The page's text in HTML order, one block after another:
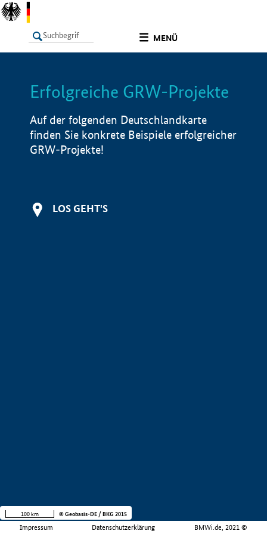
MENÜ
LISTE Info
Erfolgreiche GRW-Projekte
Auf der folgenden Deutschlandkarte
finden Sie konkrete Beispiele erfolgreicher
GRW-Projekte!
LOS GEHT'S
Impressum Datenschutzerklärung BMWi.de, 2021 ©
100 km © Geobasis-DE / BKG 2015